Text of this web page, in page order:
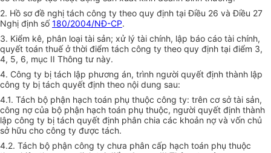
2. Hồ sơ đề nghị tách công ty theo quy định tại Điều 26 và Điều 27
Nghị định số180/2004/NĐ-CP.
3. Kiểm kê, phân loại tài sản; xử lý tài chính, lập báo cáo tài chính,
quyết toán thuế ở thời điểm tách công ty theo quy định tại điểm 3,
4, 5, 6, mục II Thông tư này.
4. Công ty bị tách lập phương án, trình người quyết định thành lập
công ty bị tách quyết định theo nội dung sau:
4.1. Tách bộ phận hạch toán phụ thuộc công ty: trên cơ sở tài sản,
công nợ của bộ phận hạch toán phụ thuộc, người quyết định thành
lập công ty bị tách quyết định phân chia các khoản nợ và vốn chủ
sở hữu cho công ty được tách.
4.2. Tách bộ phận công ty chưa phân cấp hạch toán phụ thuộc